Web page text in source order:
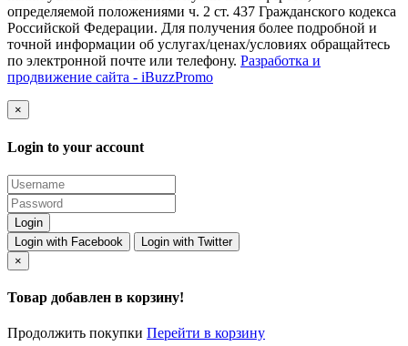
определяемой положениями ч. 2 ст. 437 Гражданского кодекса
Российской Федерации. Для получения более подробной и
точной информации об услугах/ценах/условиях обращайтесь
по электронной почте или телефону. Разработка и
продвижение сайта - iBuzzPromo
×
Login to your account
Login with Facebook
Login with Twitter
×
Товар добавлен в корзину!
Продолжить покупки Перейти в корзину